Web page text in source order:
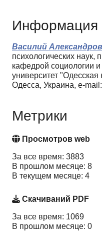
Информация
Василий
психологических
кафедрой социологии
университет
Одесса, Украина, e-
Метрики
Просмотров web
За все время: 3883
В прошлом месяце: 8
В текущем месяце: 4
Скачиваний PDF
За все время: 1069
В прошлом месяце: 0